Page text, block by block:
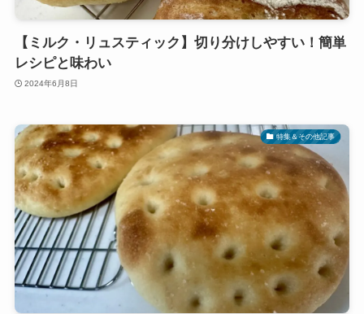
【ミルク・リュスティック】切り分けしやすい！簡単
レシピと味わい
2024年6月8日
特集＆その他記事